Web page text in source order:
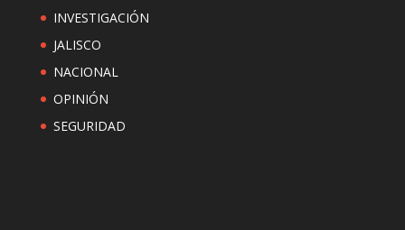
INVESTIGACIÓN
JALISCO
NACIONAL
OPINIÓN
SEGURIDAD